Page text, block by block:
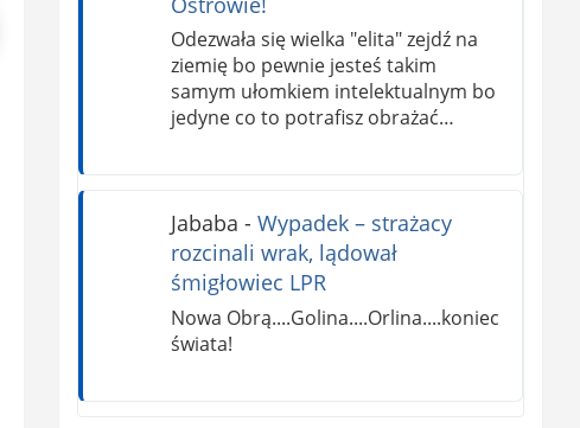
Odezwała się wielka "elita" zejdź na
ziemię bo pewnie jesteś takim
samym ułomkiem intelektualnym bo
jedyne co to potrafisz obrażać…
Jababa - Wypadek – strażacy
rozcinali wrak, lądował
śmigłowiec LPR
Nowa Obrą....Golina....Orlina....koniec
świata!